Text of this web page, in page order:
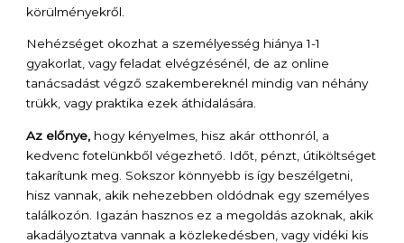
körülményekről.
Nehézséget okozhat a személyesség hiánya 1-1
gyakorlat, vagy feladat elvégzésénél, de az online
tanácsadást végző szakembereknél mindig van néhány
trükk, vagy praktika ezek áthidalására.
Az előnye, hogy kényelmes, hisz akár otthonról, a
kedvenc fotelünkből végezhető. Időt, pénzt, útiköltséget
takarítunk meg. Sokszor könnyebb is így beszélgetni,
hisz vannak, akik nehezebben oldódnak egy személyes
találkozón. Igazán hasznos ez a megoldás azoknak, akik
akadályoztatva vannak a közlekedésben, vagy vidéki kis